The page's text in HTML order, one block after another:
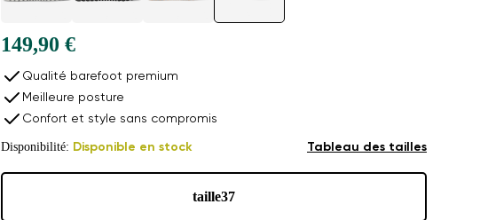
149,90 €
Qualité barefoot premium
Meilleure posture
Confort et style sans compromis
Disponibilité: Disponible en stock Tableau des tailles
taille37